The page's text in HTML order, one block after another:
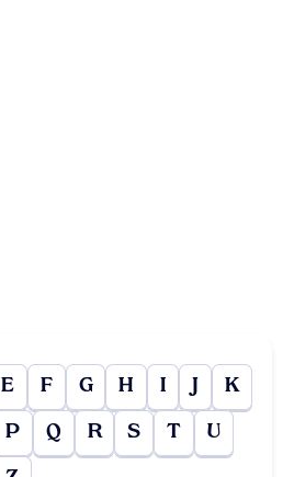
E F G H I J K
P Q R S T U